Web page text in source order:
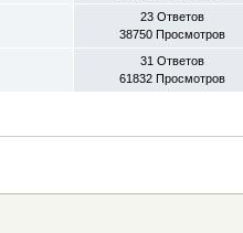
23 Ответов
38750 Просмотров
31 Ответов
61832 Просмотров